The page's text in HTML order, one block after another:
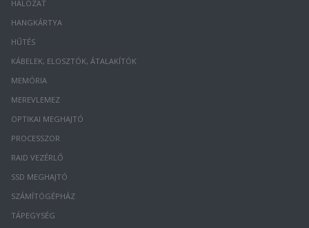
HÁLÓZAT
HANGKÁRTYA
HŰTÉS
KÁBELEK, ELOSZTÓK, ÁTALAKÍTÓK
MEMÓRIA
MEREVLEMEZ
OPTIKAI MEGHAJTÓ
PROCESSZOR
RAID VEZÉRLŐ
SSD MEGHAJTÓ
SZÁMÍTÓGÉPHÁZ
TÁPEGYSÉG